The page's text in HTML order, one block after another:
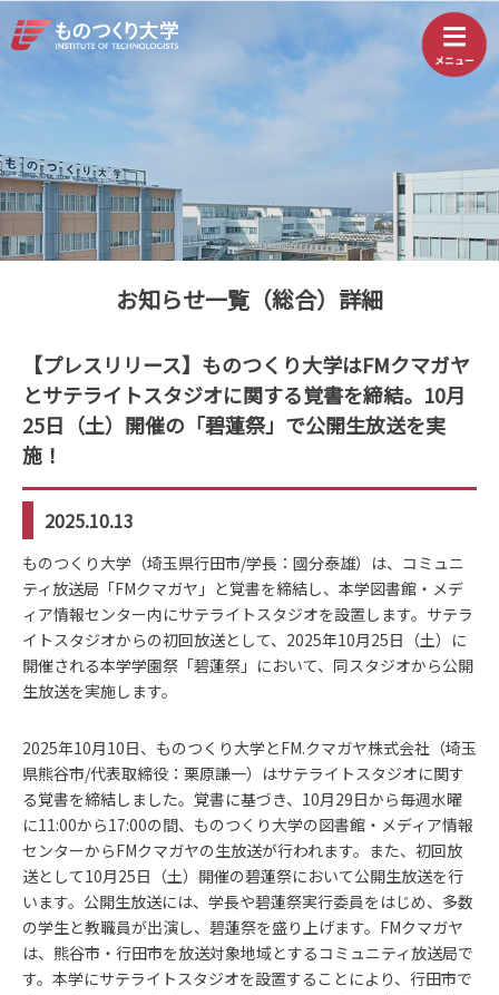
お知らせ一覧（総合）詳細
【プレスリリース】ものつくり大学はFMクマガヤ
とサテライトスタジオに関する覚書を締結。10月
25日（土）開催の「碧蓮祭」で公開生放送を実
施！
2025.10.13
ものつくり大学（埼玉県行田市/学長：國分泰雄）は、コミュニ
ティ放送局「FMクマガヤ」と覚書を締結し、本学図書館・メデ
ィア情報センター内にサテライトスタジオを設置します。サテラ
イトスタジオからの初回放送として、2025年10月25日（土）に
開催される本学学園祭「碧蓮祭」において、同スタジオから公開
生放送を実施します。
2025年10月10日、ものつくり大学とFM.クマガヤ株式会社（埼玉
県熊谷市/代表取締役：栗原謙一）はサテライトスタジオに関す
る覚書を締結しました。覚書に基づき、10月29日から毎週水曜
に11:00から17:00の間、ものつくり大学の図書館・メディア情報
センターからFMクマガヤの生放送が行われます。また、初回放
送として10月25日（土）開催の碧蓮祭において公開生放送を行
います。公開生放送には、学長や碧蓮祭実行委員をはじめ、多数
の学生と教職員が出演し、碧蓮祭を盛り上げます。FMクマガヤ
は、熊谷市・行田市を放送対象地域とするコミュニティ放送局で
す。本学にサテライトスタジオを設置することにより、行田市で